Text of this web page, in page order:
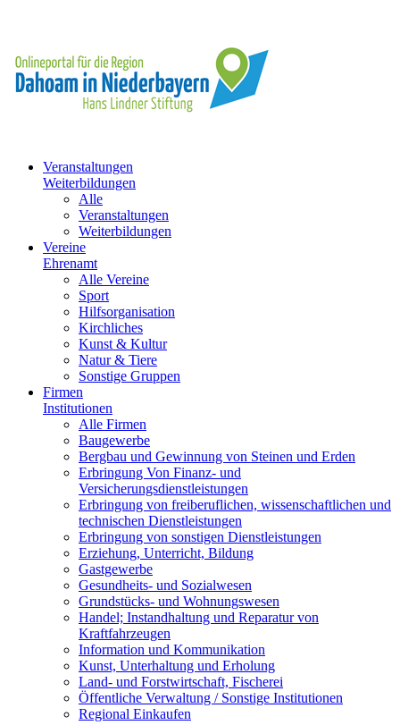
Veranstaltungen
Weiterbildungen
Alle
Veranstaltungen
Weiterbildungen
Vereine
Ehrenamt
Alle Vereine
Sport
Hilfsorganisation
Kirchliches
Kunst & Kultur
Natur & Tiere
Sonstige Gruppen
Firmen
Institutionen
Alle Firmen
Baugewerbe
Bergbau und Gewinnung von Steinen und Erden
Erbringung Von Finanz- und
Versicherungsdienstleistungen
Erbringung von freiberuflichen, wissenschaftlichen und
technischen Dienstleistungen
Erbringung von sonstigen Dienstleistungen
Erziehung, Unterricht, Bildung
Gastgewerbe
Gesundheits- und Sozialwesen
Grundstücks- und Wohnungswesen
Handel; Instandhaltung und Reparatur von
Kraftfahrzeugen
Information und Kommunikation
Kunst, Unterhaltung und Erholung
Land- und Forstwirtschaft, Fischerei
Öffentliche Verwaltung / Sonstige Institutionen
Regional Einkaufen